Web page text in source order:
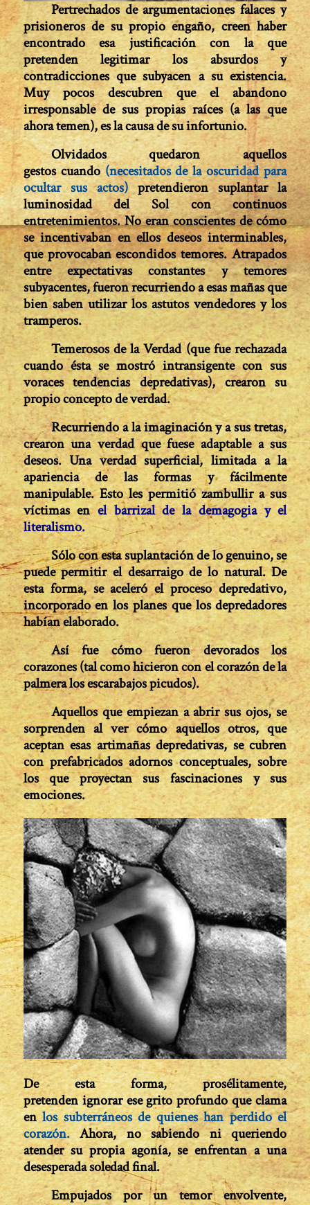
Pertrechados de argumentaciones falaces y
prisioneros de su propio engaño, creen haber
encontrado esa justificación con la que
pretenden legitimar los absurdos y
contradicciones que subyacen a su existencia.
Muy pocos descubren que el abandono
irresponsable de sus propias raíces (a las que
ahora temen), es la causa de su infortunio.
Olvidados quedaron aquellos
gestos cuando(necesitados de la oscuridad para
ocultar sus actos)pretendieron suplantar la
luminosidad del Sol con continuos
entretenimientos. No eran conscientes de cómo
se incentivaban en ellos deseos interminables,
que provocaban escondidos temores. Atrapados
entre expectativas constantes y temores
subyacentes, fueron recurriendo a esas mañas que
bien saben utilizar los astutos vendedores y los
tramperos.
Temerosos de la Verdad (que fue rechazada
cuando ésta se mostró intransigente con sus
voraces tendencias depredativas), crearon su
propio concepto de verdad.
Recurriendo a la imaginación y a sus tretas,
crearon una verdad que fuese adaptable a sus
deseos. Una verdad superficial, limitada a la
apariencia de las formas y fácilmente
manipulable. Esto les permitió zambullir a sus
víctimas enel barrizal de la demagogia y el
literalismo.
Sólo con esta suplantación de lo genuino, se
puede permitir el desarraigo de lo natural. De
esta forma, se aceleró el proceso depre­dativo,
incorporado en los planes que los depredadores
habían elaborado.
Así fue cómo fueron devorados los
corazones (tal como hicieron con el corazón de la
palmera los escarabajos picudos).
Aquellos que empiezan a abrir sus ojos, se
sorprenden al ver cómo aquellos otros, que
aceptan esas artimañas depredativas, se cubren
con prefabricados adornos conceptuales, sobre
los que proyectan sus fascinaciones y sus
emociones.
De esta forma, prosélitamente,
pretenden ignorar ese grito profundo que clama
enlos subterráneos de quienes han perdido el
corazón.Ahora, no sabiendo ni queriendo
atender su propia agonía, se enfrentan a una
desesperada soledad final.
Empujados por un temor envolvente,